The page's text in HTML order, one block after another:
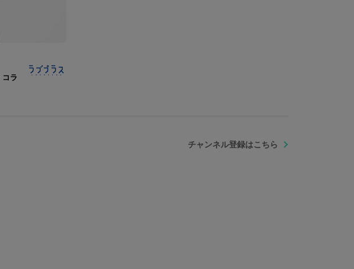
コラ
チャンネル登録はこちら